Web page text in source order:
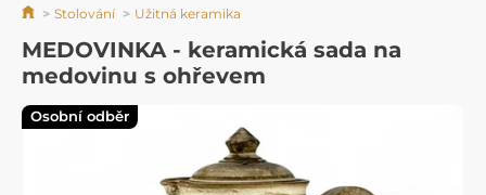
Stolování Užitná keramika
MEDOVINKA - keramická sada na
medovinu s ohřevem
Osobní odběr